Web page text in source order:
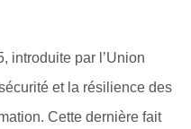
introduite par l’Union
et la résilience des
Cette dernière fait